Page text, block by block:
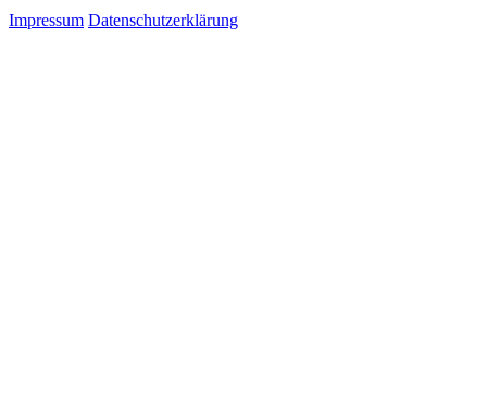
Impressum Datenschutzerklärung